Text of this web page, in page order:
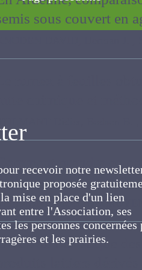
Ardenne,
semis sous
lutte chimique et
Didier, Bodson B. ,
prendre en
herbagers ?
Didier,
Diversité floristique
recevoir notre
proposée
l'AFPF vise la mise en
et vivant entre
membres et toutes les
par les cultures
prairies.